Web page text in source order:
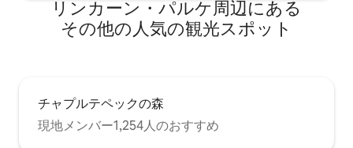
リンカーン・パルケ⁠周⁠辺⁠に⁠あ⁠る
そ⁠の⁠他⁠の人⁠気⁠の観⁠光⁠ス⁠ポ⁠ッ⁠ト
チャプルテペックの森
現地メンバー1,254人のおすすめ